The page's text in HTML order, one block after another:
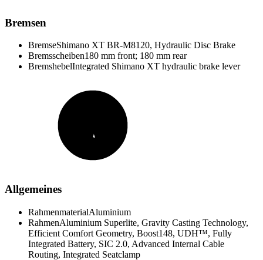
Bremsen
BremseShimano XT BR-M8120, Hydraulic Disc Brake
Bremsscheiben180 mm front; 180 mm rear
BremshebelIntegrated Shimano XT hydraulic brake lever
Allgemeines
RahmenmaterialAluminium
RahmenAluminium Superlite, Gravity Casting Technology,
Efficient Comfort Geometry, Boost148, UDH™, Fully
Integrated Battery, SIC 2.0, Advanced Internal Cable
Routing, Integrated Seatclamp